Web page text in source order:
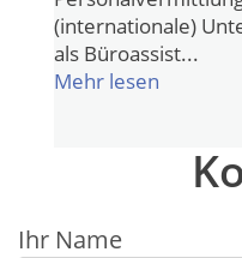
(internationale)
als Büroassist...
Mehr lesen
Ihr Name